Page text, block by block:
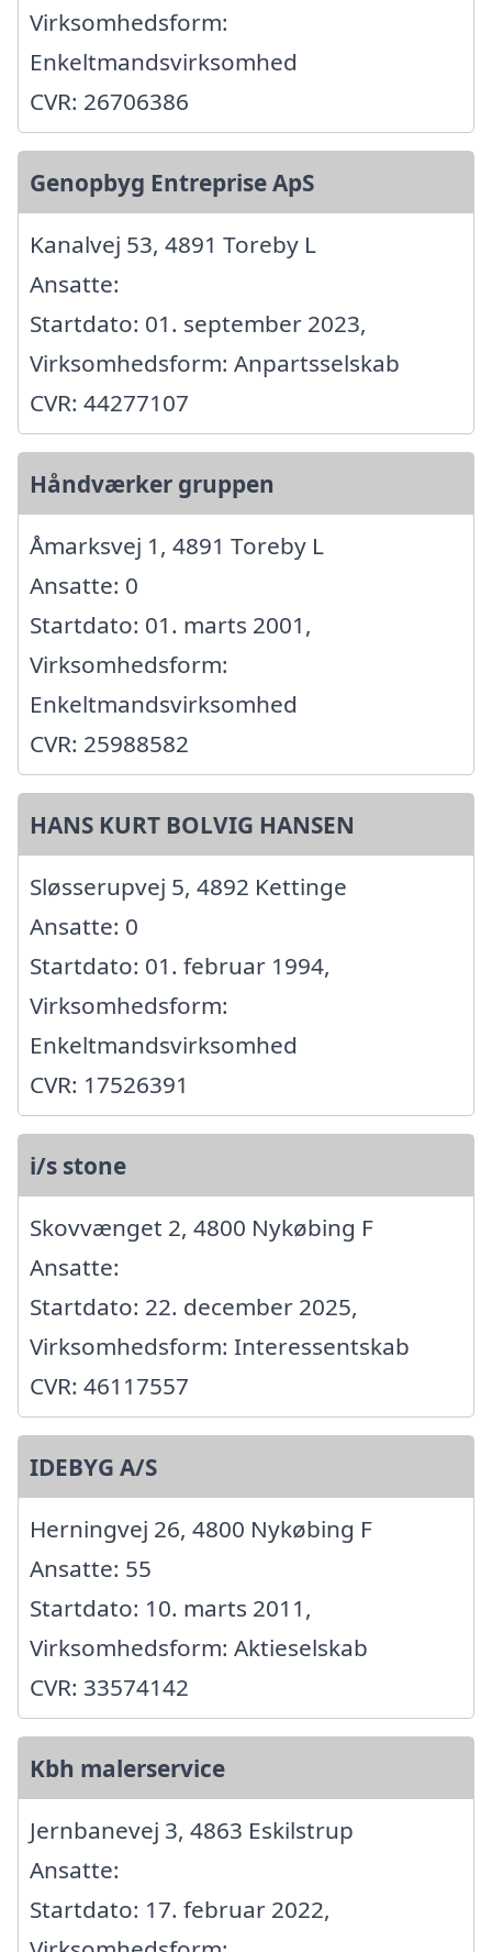
Virksomhedsform:
Enkeltmandsvirksomhed
CVR: 26706386
Genopbyg Entreprise ApS
Kanalvej 53, 4891 Toreby L
Ansatte:
Startdato: 01. september 2023,
Virksomhedsform: Anpartsselskab
CVR: 44277107
Håndværker gruppen
Åmarksvej 1, 4891 Toreby L
Ansatte: 0
Startdato: 01. marts 2001,
Virksomhedsform:
Enkeltmandsvirksomhed
CVR: 25988582
HANS KURT BOLVIG HANSEN
Sløsserupvej 5, 4892 Kettinge
Ansatte: 0
Startdato: 01. februar 1994,
Virksomhedsform:
Enkeltmandsvirksomhed
CVR: 17526391
i/s stone
Skovvænget 2, 4800 Nykøbing F
Ansatte:
Startdato: 22. december 2025,
Virksomhedsform: Interessentskab
CVR: 46117557
IDEBYG A/S
Herningvej 26, 4800 Nykøbing F
Ansatte: 55
Startdato: 10. marts 2011,
Virksomhedsform: Aktieselskab
CVR: 33574142
Kbh malerservice
Jernbanevej 3, 4863 Eskilstrup
Ansatte:
Startdato: 17. februar 2022,